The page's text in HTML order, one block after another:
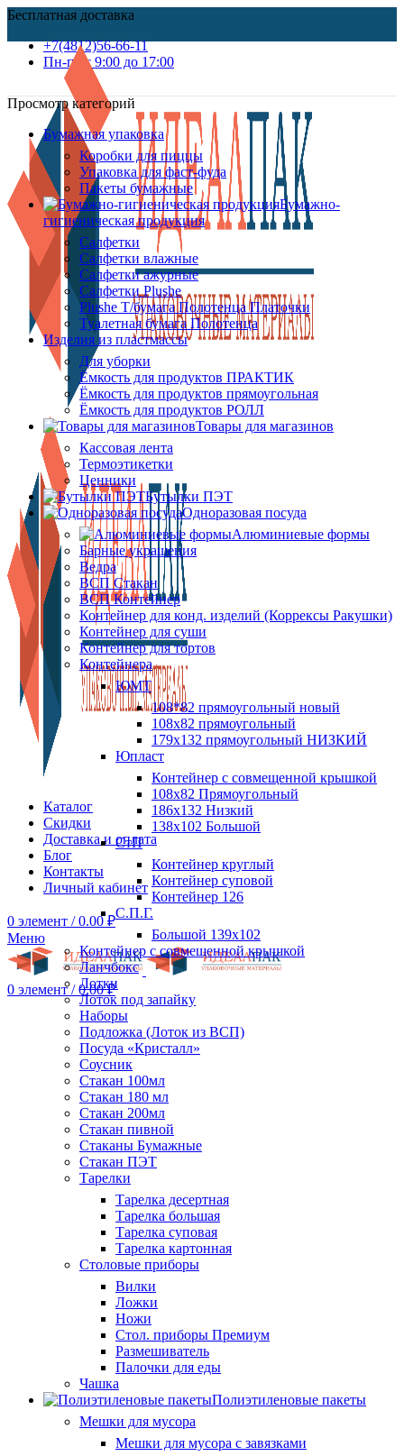
Бесплатная доставка
+7(4812)56-66-11
Пн-пт c 9:00 до 17:00
Каталог
Скидки
Доставка и оплата
Блог
Контакты
Личный кабинет
0 элемент / 0.00₽
Меню
0 элемент / 0.00₽
Просмотр категорий
Бумажная упаковка
Коробки для пиццы
Упаковка для фаст-фуда
Пакеты бумажные
Бумажно-
гигиеническая продукция
Салфетки
Салфетки влажные
Салфетки ажурные
Салфетки Plushe
Plushe Т/бумага Полотенца Платочки
Туалетная бумага Полотенца
Изделия из пластмассы
Для уборки
Ёмкость для продуктов ПРАКТИК
Ёмкость для продуктов прямоугольная
Ёмкость для продуктов РОЛЛ
Товары для магазинов
Кассовая лента
Термоэтикетки
Ценники
Бутылки ПЭТ
Одноразовая посуда
Алюминиевые формы
Барные украшения
Ведра
ВСП Стакан
ВСП Контейнер
Контейнер для конд. изделий (Коррексы Ракушки)
Контейнер для суши
Контейнер для тортов
Контейнера
ЮМТ
108*82 прямоугольный новый
108х82 прямоугольный
179х132 прямоугольный НИЗКИЙ
Юпласт
Контейнер с совмещенной крышкой
108х82 Прямоугольный
186х132 Низкий
138х102 Большой
СтП
Контейнер круглый
Контейнер суповой
Контейнер 126
С.П.Г.
Большой 139х102
Контейнер с совмещенной крышкой
Ланчбокс
Лотки
Лоток под запайку
Наборы
Подложка (Лоток из ВСП)
Посуда «Кристалл»
Соусник
Стакан 100мл
Стакан 180 мл
Стакан 200мл
Стакан пивной
Стаканы Бумажные
Стакан ПЭТ
Тарелки
Тарелка десертная
Тарелка большая
Тарелка суповая
Тарелка картонная
Столовые приборы
Вилки
Ложки
Ножи
Стол. приборы Премиум
Размешиватель
Палочки для еды
Чашка
Полиэтиленовые пакеты
Мешки для мусора
Мешки для мусора с завязками